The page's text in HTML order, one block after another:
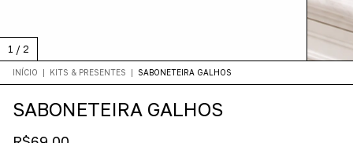
1 / 2
INÍCIO | KITS & PRESENTES | SABONETEIRA GALHOS
SABONETEIRA GALHOS